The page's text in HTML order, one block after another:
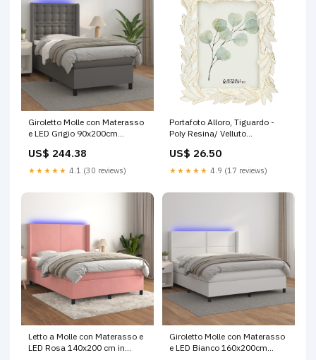
Giroletto Molle con Materasso
e LED Grigio 90x200cm
US$ 244.38
★★★★★ 4.1 (30 reviews)
Portafoto Alloro, Tiguardo -
Poly Resina/ Velluto
x 18 cm outletelementiarredo
US$ 26.50
★★★★★ 4.9 (17 reviews)
Letto a Molle con Materasso e
LED Rosa 140x200 cm in
Giroletto Molle con Materasso
e LED Bianco 160x200cm